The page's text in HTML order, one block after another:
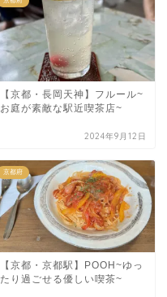
【京都・長岡天神】フルール~
お庭が素敵な駅近喫茶店~
2024年9月12日
京都府
【京都・京都駅】POOH~ゆっ
たり過ごせる優しい喫茶~